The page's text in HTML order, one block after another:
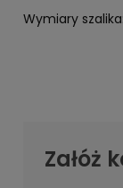
Wymiary
Załóż